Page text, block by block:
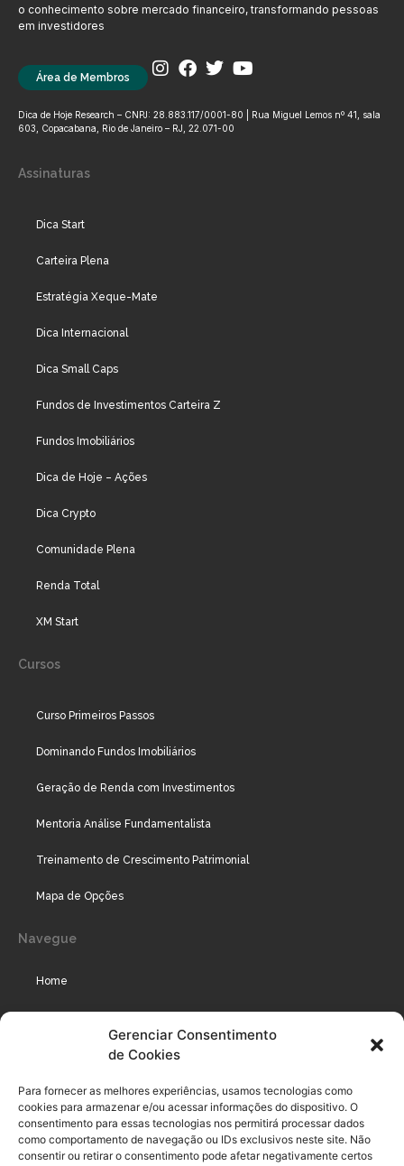
Gerenciar Consentimento
de Cookies
Para fornecer as melhores experiências, usamos tecnologias como
cookies para armazenar e/ou acessar informações do dispositivo. O
consentimento para essas tecnologias nos permitirá processar dados
como comportamento de navegação ou IDs exclusivos neste site. Não
consentir ou retirar o consentimento pode afetar negativamente certos
o conhecimento sobre mercado financeiro, transformando pessoas
em investidores
Área de Membros
Dica de Hoje Research – CNPJ: 28.883.117/0001-80 | Rua Miguel Lemos nº 41, sala
603, Copacabana, Rio de Janeiro – RJ, 22.071-00
Assinaturas
Dica Start
Carteira Plena
Estratégia Xeque-Mate
Dica Internacional
Dica Small Caps
Fundos de Investimentos Carteira Z
Fundos Imobiliários
Dica de Hoje – Ações
Dica Crypto
Comunidade Plena
Renda Total
XM Start
Cursos
Curso Primeiros Passos
Dominando Fundos Imobiliários
Geração de Renda com Investimentos
Mentoria Análise Fundamentalista
Treinamento de Crescimento Patrimonial
Mapa de Opções
Navegue
Home
Podcast
Legal